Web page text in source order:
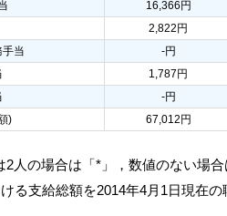
16,366円
2,822円
当
-円
1,787円
-円
)
67,012円
人の場合は「*」，数値のない場合
る支給総額を2014年4月1日現在